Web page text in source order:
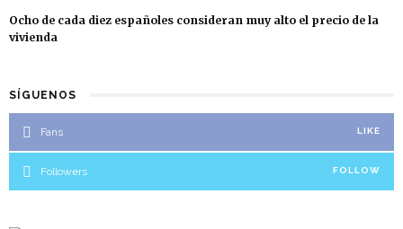
Ocho de cada diez españoles consideran muy alto el precio de la
vivienda
SÍGUENOS
Fans LIKE
Followers FOLLOW